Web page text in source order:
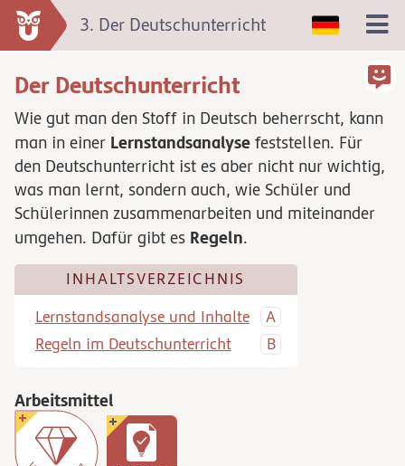
Der Deutschunterricht
Wie gut man den Stoff in Deutsch beherrscht, kann
man in einer Lernstandsanalyse feststellen. Für
den Deutschunterricht ist es aber nicht nur wichtig,
was man lernt, sondern auch, wie Schüler und
Schülerinnen zusammenarbeiten und miteinander
umgehen. Dafür gibt es Regeln.
INHALTSVERZEICHNIS
Lernstandsanalyse und Inhalte
Regeln im Deutschunterricht
Arbeitsmittel
3. Der Deutschunterricht